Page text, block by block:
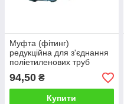
Муфта (фітинг)
редукційна для з'єднання
поліетиленових труб
діаметром 50х25 мм
94,50 ₴
Купити